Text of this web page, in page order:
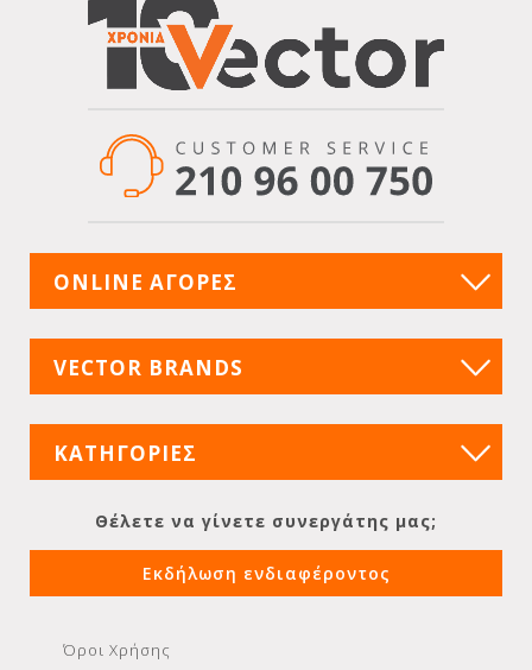
ONLINE ΑΓΟΡΕΣ
VECTOR BRANDS
ΚΑΤΗΓΟΡΙΕΣ
Θέλετε να γίνετε συνεργάτης μας;
Εκδήλωση ενδιαφέροντος
Όροι Χρήσης